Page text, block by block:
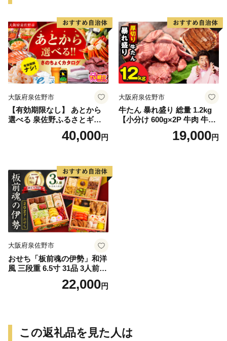
大阪府泉佐野市
【有効期限なし】 あとから
選べる 泉佐野ふるさとギフ
ト（寄附40,000円コース）
【4000品以上掲載 高評価 カ
タオル ティッシュ あとから
セレクト カタログギフト】
40,000円
大阪府泉佐野市
牛たん 暴れ盛り 総量 1.2kg
【小分け 600g×2P 牛肉 牛タ
ン 牛たん 厚切り牛タン 焼肉
BBQ キャンプ 焼くだけ 簡単
19,000円
大阪府泉佐野市
おせち「板前魂の伊勢」和洋
風 三段重 6.5寸 31品 3人前
【1位獲得 おせち料理 板前魂
贅沢おせち お節 惣菜 冷凍 先
22,000円
この返礼品を見た人は